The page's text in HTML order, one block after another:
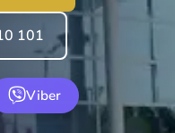
101
Viber